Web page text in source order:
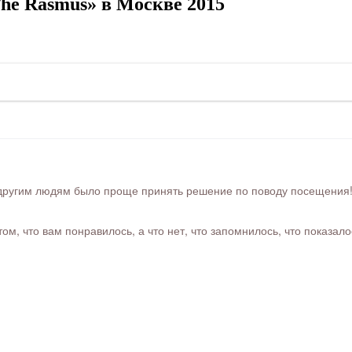
людям было проще принять решение по поводу посещения!
что вам понравилось, а что нет, что запомнилось, что